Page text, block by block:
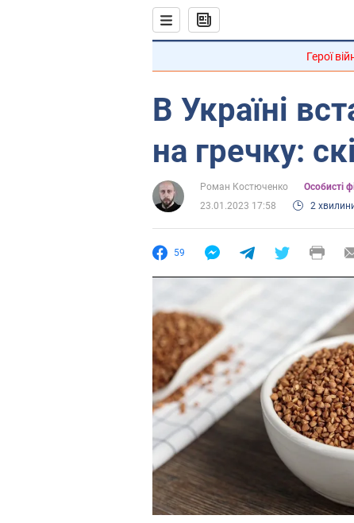
Герої
В Україні
на гречку:
Роман Костюченко
Особисті
23.01.2023 17:58
2
59